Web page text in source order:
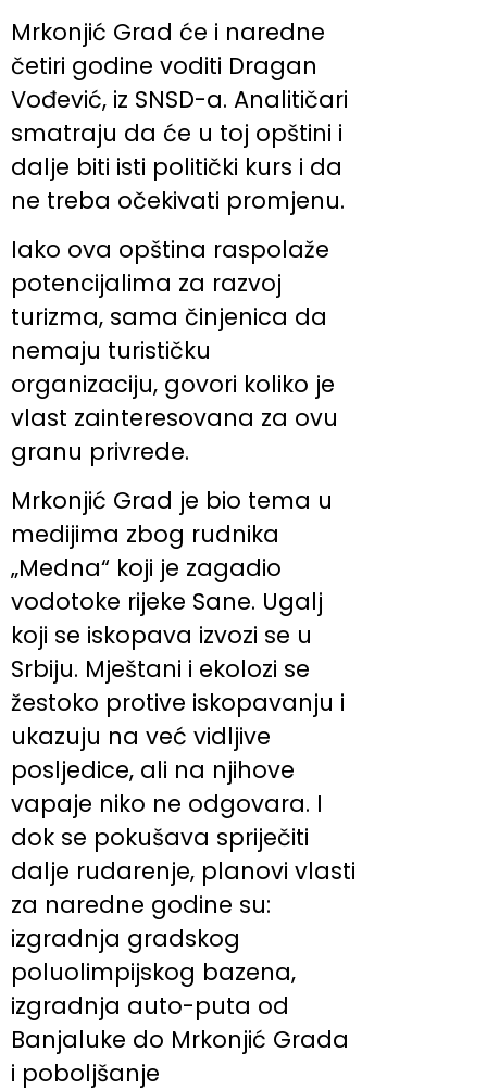
Mrkonjić Grad će i naredne
četiri godine voditi Dragan
Vođević, iz SNSD-a. Analitičari
smatraju da će u toj opštini i
dalje biti isti politički kurs i da
ne treba očekivati promjenu.
Iako ova opština raspolaže
potencijalima za razvoj
turizma, sama činjenica da
nemaju turističku
organizaciju, govori koliko je
vlast zainteresovana za ovu
granu privrede.
Mrkonjić Grad je bio tema u
medijima zbog rudnika
„Medna“ koji je zagadio
vodotoke rijeke Sane. Ugalj
koji se iskopava izvozi se u
Srbiju. Mještani i ekolozi se
žestoko protive iskopavanju i
ukazuju na već vidljive
posljedice, ali na njihove
vapaje niko ne odgovara. I
dok se pokušava spriječiti
dalje rudarenje, planovi vlasti
za naredne godine su:
izgradnja gradskog
poluolimpijskog bazena,
izgradnja auto-puta od
Banjaluke do Mrkonjić Grada
i poboljšanje